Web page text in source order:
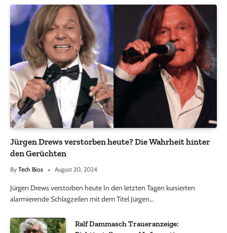
Jürgen Drews verstorben heute? Die Wahrheit hinter
den Gerüchten
By Tech Bios August 20, 2024
Jürgen Drews verstorben heute In den letzten Tagen kursierten
alarmierende Schlagzeilen mit dem Titel Jürgen…
Ralf Dammasch Traueranzeige: